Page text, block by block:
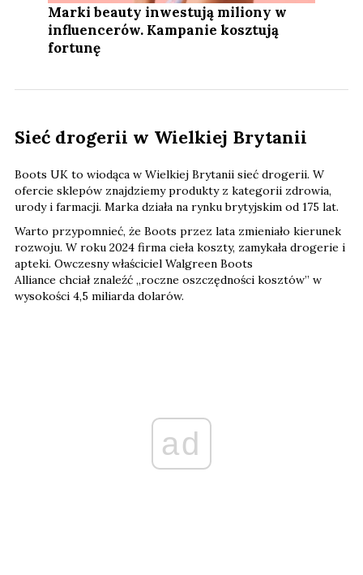
Marki beauty inwestują miliony w
influencerów. Kampanie kosztują
fortunę
Sieć drogerii w Wielkiej Brytanii
Boots UK to wiodąca w Wielkiej Brytanii sieć drogerii. W
ofercie sklepów znajdziemy produkty z kategorii zdrowia,
urody i farmacji. Marka działa na rynku brytyjskim od 175 lat.
Warto przypomnieć, że Boots przez lata zmieniało kierunek
rozwoju. W roku 2024 firma cieła koszty, zamykała drogerie i
apteki. Owczesny właściciel Walgreen Boots
Alliance chciał znaleźć „roczne oszczędności kosztów” w
wysokości 4,5 miliarda dolarów.
ad